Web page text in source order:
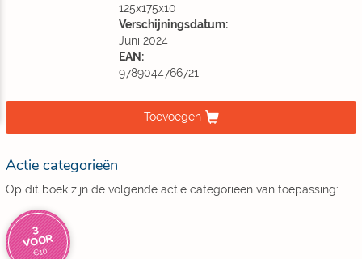
125x175x10
Verschijningsdatum:
Juni 2024
EAN:
9789044766721
Toevoegen
Actie categorieën
Op dit boek zijn de volgende actie categorieën van toepassing:
3
VOOR
€10